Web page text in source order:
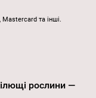
Mastercard та інші.
рослини —